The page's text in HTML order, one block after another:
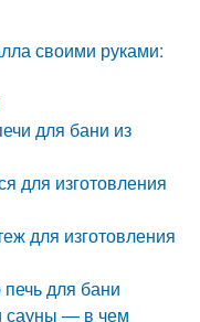
своими руками:
для бани из
для изготовления
для изготовления
для бани
сауны — в чем